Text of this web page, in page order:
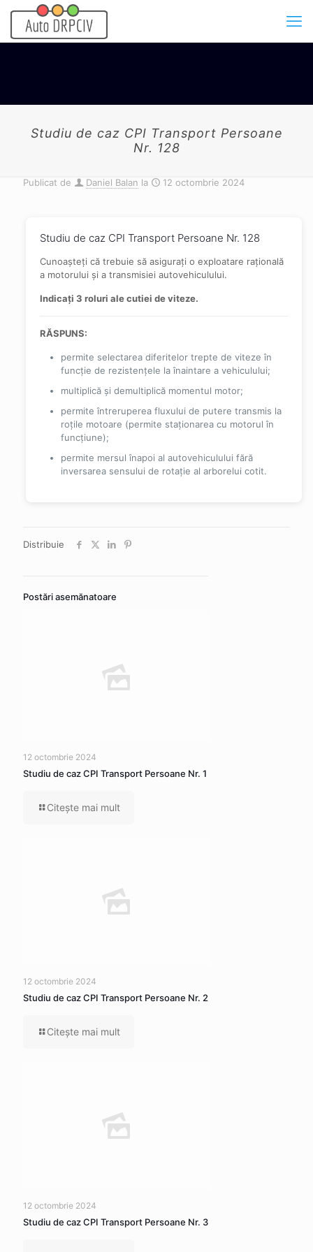
Studiu de caz CPI Transport Persoane
Nr. 128
Publicat de Daniel Balan la 12 octombrie 2024
Studiu de caz CPI Transport Persoane Nr. 128
Cunoașteți că trebuie să asigurați o exploatare rațională
a motorului și a transmisiei autovehiculului.
Indicați 3 roluri ale cutiei de viteze.​
RĂSPUNS:
permite selectarea diferitelor trepte de viteze în
funcție de rezistențele la înaintare a vehiculului;
multiplică și demultiplică momentul motor;
permite întreruperea fluxului de putere transmis la
roțile motoare (permite staționarea cu motorul în
funcțiune);
permite mersul înapoi al autovehiculului fără
inversarea sensului de rotație al arborelui cotit.
Distribuie
Postări asemănatoare
12 octombrie 2024
Studiu de caz CPI Transport Persoane Nr. 1
Citeşte mai mult
12 octombrie 2024
Studiu de caz CPI Transport Persoane Nr. 2
Citeşte mai mult
12 octombrie 2024
Studiu de caz CPI Transport Persoane Nr. 3